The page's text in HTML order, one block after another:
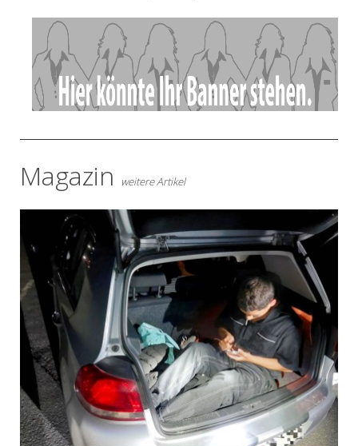
- Anzeige -
Magazin weitere Artikel